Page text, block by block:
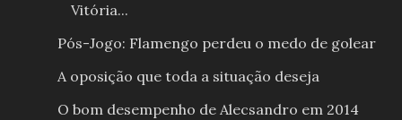
Vitória...
Pós-Jogo: Flamengo perdeu o medo de golear
A oposição que toda a situação deseja
O bom desempenho de Alecsandro em 2014